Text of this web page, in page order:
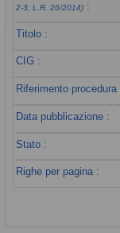
2-3, L.R. 26/2014) :
Titolo :
CIG :
Riferimento procedura
Data pubblicazione :
Stato :
Righe per pagina :